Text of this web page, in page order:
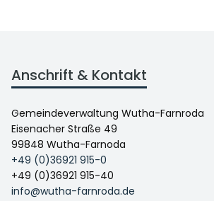
Anschrift & Kontakt
Gemeindeverwaltung Wutha-Farnroda
Eisenacher Straße 49
99848 Wutha-Farnoda
+49 (0)36921 915-0
+49 (0)36921 915-40
info@wutha-farnroda.de